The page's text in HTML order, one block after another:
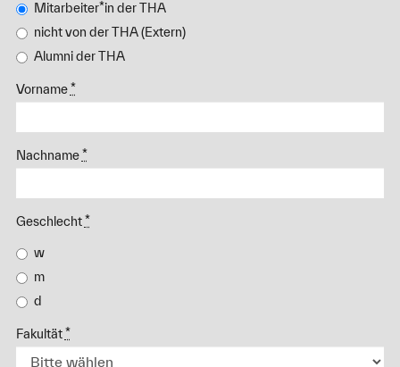
Mitarbeiter*in der THA
nicht von der THA (Extern)
Alumni der THA
Vorname*
Nachname*
Geschlecht*
w
m
d
Fakultät*